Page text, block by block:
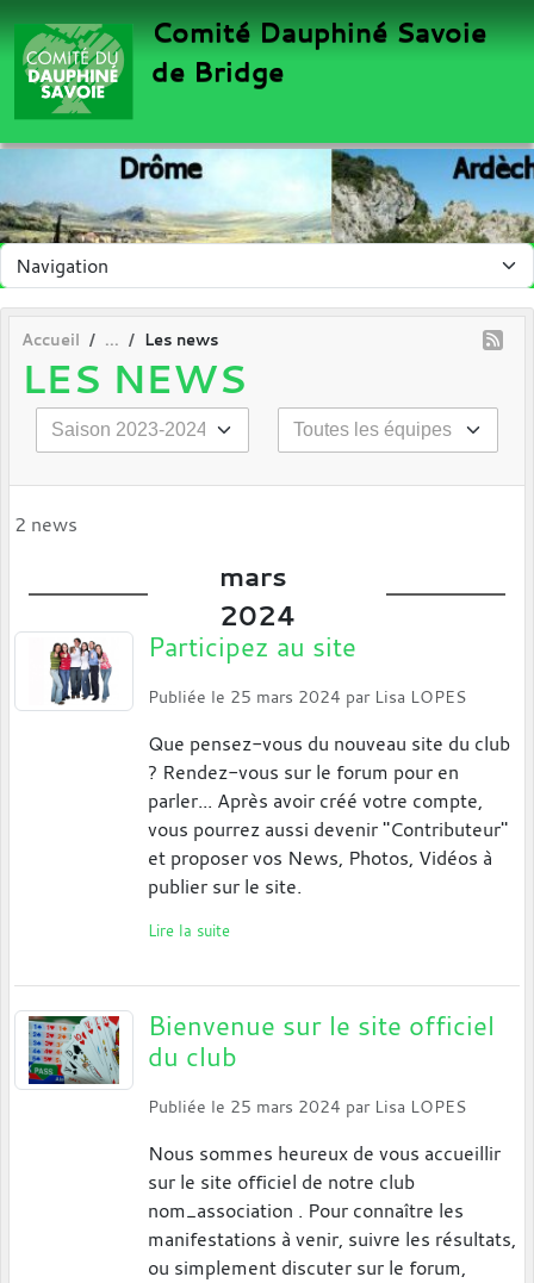
Comité Dauphiné Savoie
de Bridge
Accueil Les news
LES NEWS
2 news
mars
2024
Participez au site
Publiée le 25 mars 2024 par Lisa LOPES
Que pensez-vous du nouveau site du club
? Rendez-vous sur le forum pour en
parler... Après avoir créé votre compte,
vous pourrez aussi devenir "Contributeur"
et proposer vos News, Photos, Vidéos à
publier sur le site.
Lire la suite
Bienvenue sur le site officiel
du club
Publiée le 25 mars 2024 par Lisa LOPES
Nous sommes heureux de vous accueillir
sur le site officiel de notre club
nom_association . Pour connaître les
manifestations à venir, suivre les résultats,
ou simplement discuter sur le forum,
Panneau de gestion des cookies